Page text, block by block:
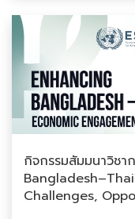
กิจกรรมสัมมนาวิชา
Challenges,